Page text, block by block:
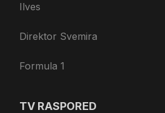
Ilves
Direktor Svemira
Formula 1
TV RASPORED